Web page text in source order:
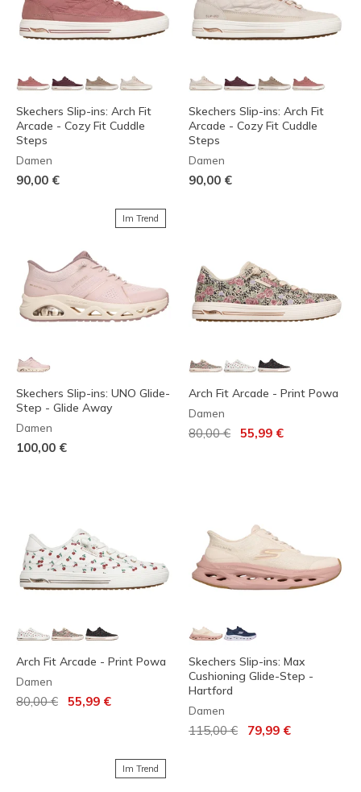
Skechers Slip-ins: Arch Fit
Arcade - Cozy Fit Cuddle
Steps
Damen
90,00 €
Skechers Slip-ins: Arch Fit
Arcade - Cozy Fit Cuddle
Steps
Damen
90,00 €
Im Trend
Skechers Slip-ins: UNO Glide-
Step - Glide Away
Damen
100,00 €
Arch Fit Arcade - Print Powa
Damen
Reduziert von
80,00 € auf
55,99 €
Arch Fit Arcade - Print Powa
Damen
Reduziert von
80,00 € auf
55,99 €
Skechers Slip-ins: Max
Cushioning Glide-Step -
Hartford
Damen
Reduziert von
115,00 € auf
79,99 €
Im Trend